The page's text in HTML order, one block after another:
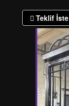
Teklif İste